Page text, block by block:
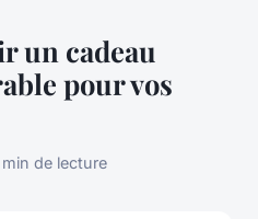
un cadeau
pour vos
min de lecture